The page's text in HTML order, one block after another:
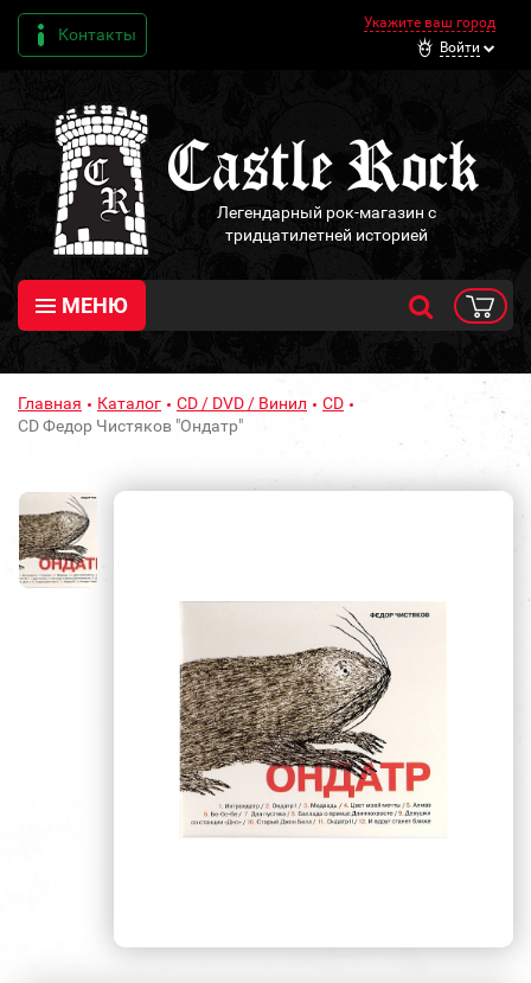
Контакты
Укажите ваш город
Войти
Легендарный рок-магазин с
тридцатилетней историей
МЕНЮ
Главная Каталог CD / DVD / Винил
CD
CD Федор Чистяков "Ондатр"